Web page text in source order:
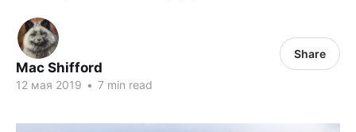
Mac Shifford
12 мая 2019 • 7 min read
Share